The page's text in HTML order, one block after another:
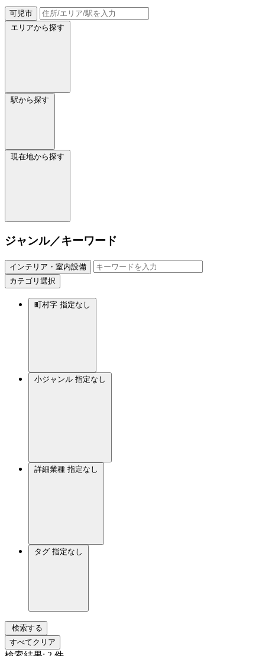
可児市
エリアから探す
駅から探す
現在地から探す
ジャンル／キーワード
インテリア・室内設備
カテゴリ選択
町村字 指定なし
小ジャンル 指定なし
詳細業種 指定なし
タグ 指定なし
検索する
すべてクリア